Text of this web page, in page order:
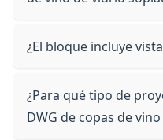
¿El bloque incluye
¿Para qué tipo de
DWG de copas de